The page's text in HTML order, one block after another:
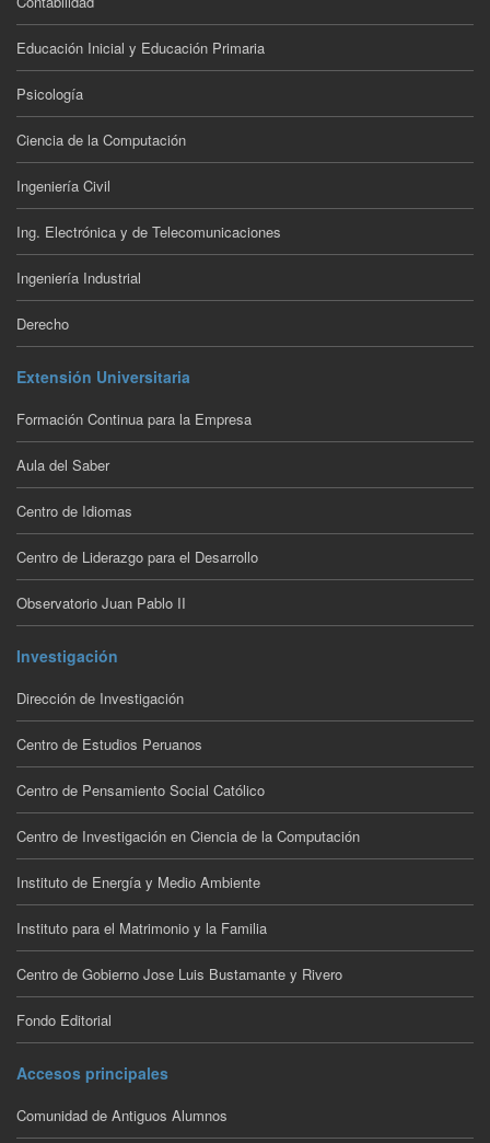
Educación Inicial y Educación Primaria
Psicología
Ciencia de la Computación
Ingeniería Civil
Ing. Electrónica y de Telecomunicaciones
Ingeniería Industrial
Derecho
Extensión Universitaria
Formación Continua para la Empresa
Aula del Saber
Centro de Idiomas
Centro de Liderazgo para el Desarrollo
Observatorio Juan Pablo II
Investigación
Dirección de Investigación
Centro de Estudios Peruanos
Centro de Pensamiento Social Católico
Centro de Investigación en Ciencia de la Computación
Instituto de Energía y Medio Ambiente
Instituto para el Matrimonio y la Familia
Centro de Gobierno Jose Luis Bustamante y Rivero
Fondo Editorial
Accesos principales
Comunidad de Antiguos Alumnos